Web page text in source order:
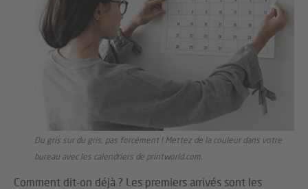
Du gris sur du gris, pas forcément ! Mettez de la couleur dans votre
bureau avec les calendriers de printworld.com.
Comment dit-on déjà ? Les premiers arrivés sont les